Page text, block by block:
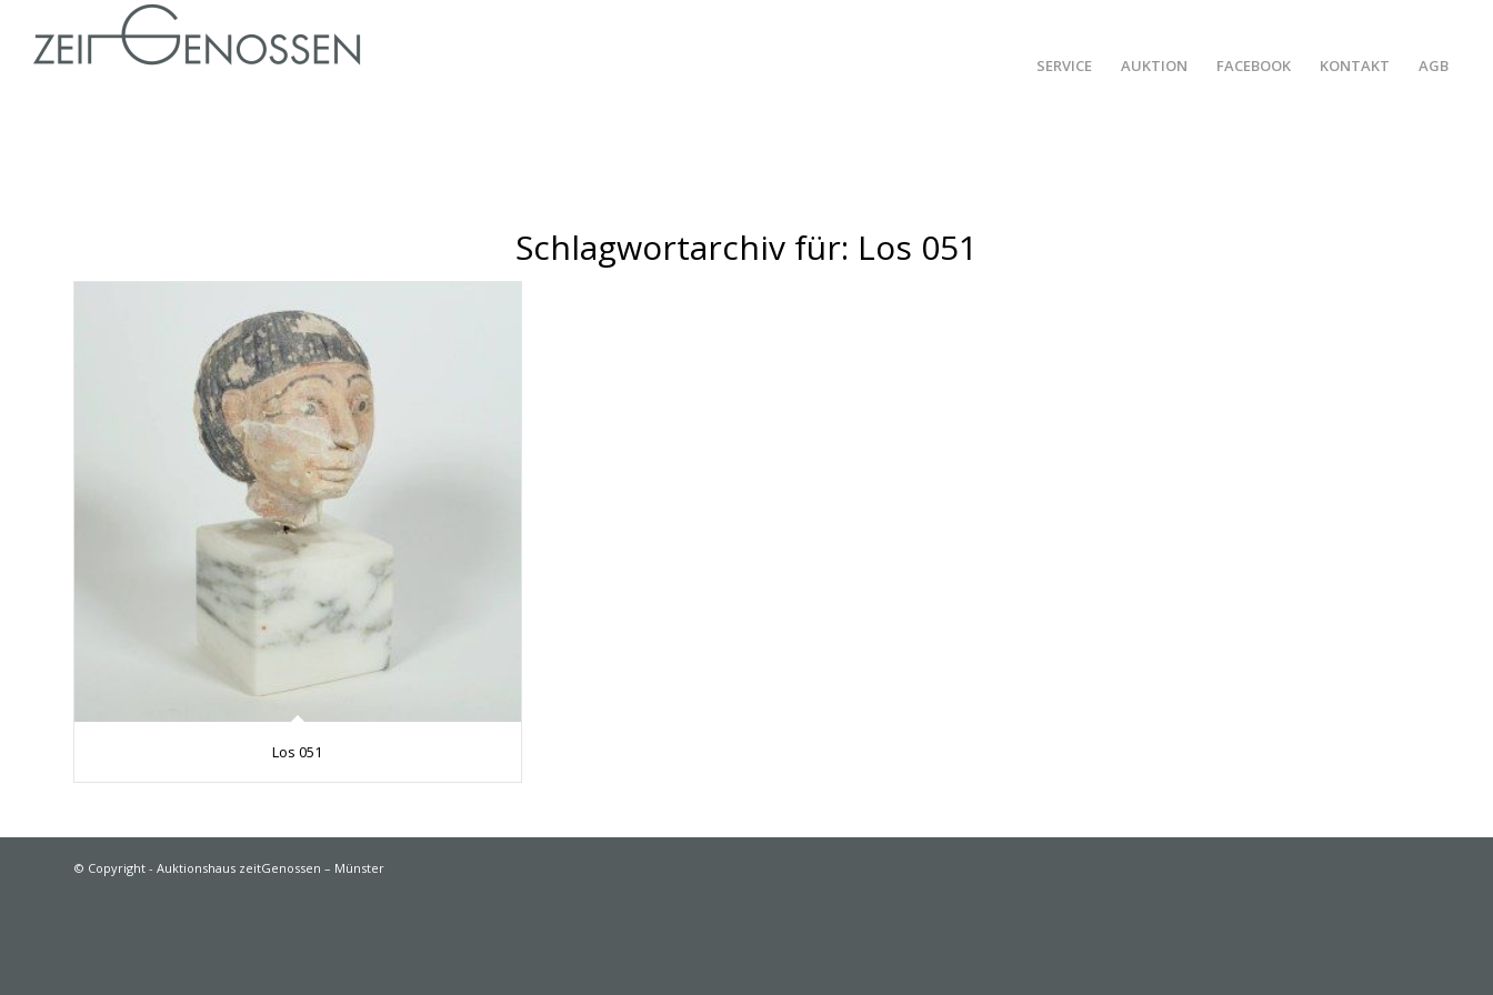
SERVICE AUKTION FACEBOOK KONTAKT AGB
Schlagwortarchiv für: Los 051
Los 051
© Copyright - Auktionshaus zeitGenossen – Münster